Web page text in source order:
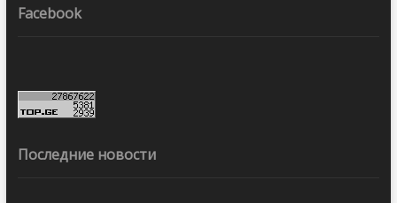
Facebook
Последние новости